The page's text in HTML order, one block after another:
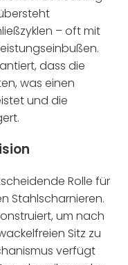
– oft mit
dass die
was einen
und die
Rolle für
Stahlscharnieren.
um nach
Sitz zu
verfügt